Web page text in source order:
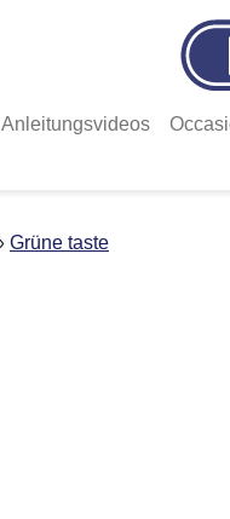
Anleitungsvideos
Grüne taste